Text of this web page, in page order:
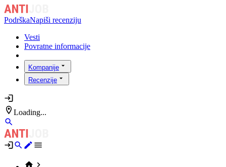
PodrškaNapiši recenziju
Vesti
Povratne informacije
Kompanije
Recenzije
Loading...